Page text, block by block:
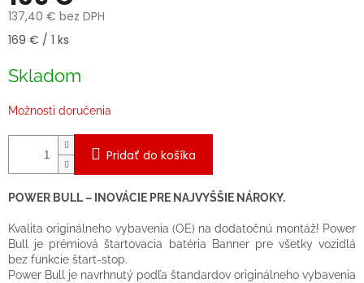
137,40 € bez DPH
Jednotková
169 € / 1 ks
Skladom
Možnosti doručenia
Pridať do košíka
POWER BULL – INOVÁCIE PRE NAJVYŠŠIE NÁROKY.
Kvalita originálneho vybavenia (OE) na dodatočnú montáž! Power
Bull je prémiová štartovacia batéria Banner pre všetky vozidlá
bez funkcie štart-stop.
Power Bull je navrhnutý podľa štandardov originálneho vybavenia